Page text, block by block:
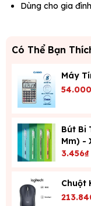
Dùng cho gia
Có Thể Bạn
Máy
Bút Bi
Mm) -
3.456₫
Chuột